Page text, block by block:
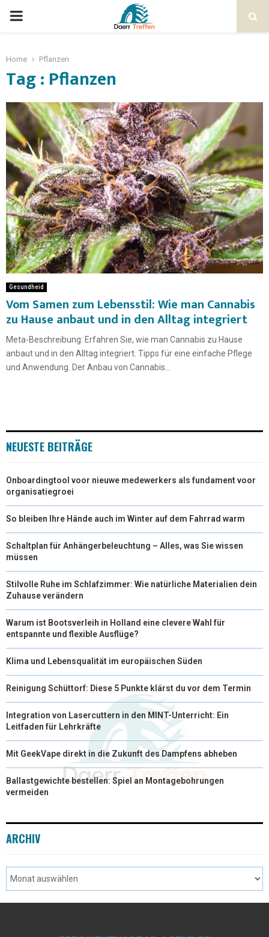
Home Pflanzen
Tag : Pflanzen
Gesundheid
Vom Samen zum Lebensstil: Wie man Cannabis
zu Hause anbaut und in den Alltag integriert
Meta-Beschreibung: Erfahren Sie, wie man Cannabis zu Hause
anbaut und in den Alltag integriert. Tipps für eine einfache Pflege
und Anwendung. Der Anbau von Cannabis...
NEUESTE BEITRÄGE
Onboardingtool voor nieuwe medewerkers als fundament voor
organisatiegroei
So bleiben Ihre Hände auch im Winter auf dem Fahrrad warm
Schaltplan für Anhängerbeleuchtung – Alles, was Sie wissen
müssen
Stilvolle Ruhe im Schlafzimmer: Wie natürliche Materialien dein
Zuhause verändern
Warum ist Bootsverleih in Holland eine clevere Wahl für
entspannte und flexible Ausflüge?
Klima und Lebensqualität im europäischen Süden
Reinigung Schüttorf: Diese 5 Punkte klärst du vor dem Termin
Integration von Lasercuttern in den MINT-Unterricht: Ein
Leitfaden für Lehrkräfte
Mit GeekVape direkt in die Zukunft des Dampfens abheben
Ballastgewichte bestellen: Spiel an Montagebohrungen
vermeiden
ARCHIV